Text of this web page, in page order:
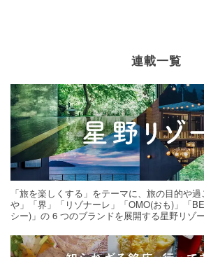
連載一覧
「旅を楽しくする」をテーマに、旅の目的や
や」「界」「リゾナーレ」「OMO(おも)」「
シー)」の 6 つのブランドを展開する星野リゾ